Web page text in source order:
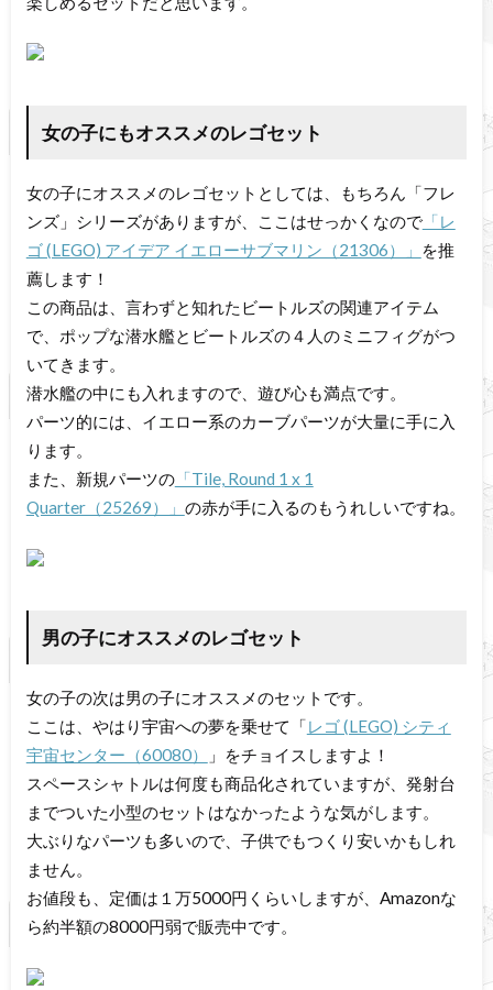
女の子にもオススメのレゴセット
女の子にオススメのレゴセットとしては、もちろん「フレ
ンズ」シリーズがありますが、ここはせっかくなので「レ
ゴ (LEGO) アイデア イエローサブマリン（21306）」
を推
薦します！
この商品は、言わずと知れたビートルズの関連アイテム
で、ポップな潜水艦とビートルズの４人のミニフィグがつ
いてきます。
潜水艦の中にも入れますので、遊び心も満点です。
パーツ的には、イエロー系のカーブパーツが大量に手に入
ります。
また、新規パーツの「Tile, Round 1 x 1
Quarter（25269）」 の赤が手に入るのもうれしいですね。
男の子にオススメのレゴセット
女の子の次は男の子にオススメのセットです。
ここは、やはり宇宙への夢を乗せて「レゴ (LEGO) シティ
宇宙センター（60080）
」をチョイスしますよ！
スペースシャトルは何度も商品化されていますが、発射台
までついた小型のセットはなかったような気がします。
大ぶりなパーツも多いので、子供でもつくり安いかもしれ
ません。
お値段も、定価は１万5000円くらいしますが、Amazonな
ら約半額の8000円弱で販売中です。